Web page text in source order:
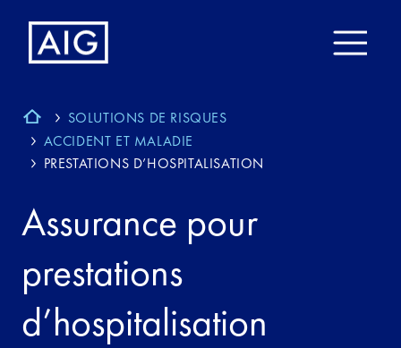
SOLUTIONS DE RISQUES
ACCIDENT ET MALADIE
PRESTATIONS D’HOSPITALISATION
Assurance pour
prestations
d’hospitalisation